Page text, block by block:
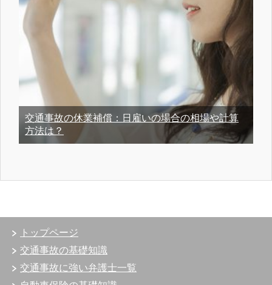
交通事故の休業補償：日雇いの場合の相場や計算
方法は？
トップページ
交通事故の基礎知識
交通事故に強い弁護士一覧